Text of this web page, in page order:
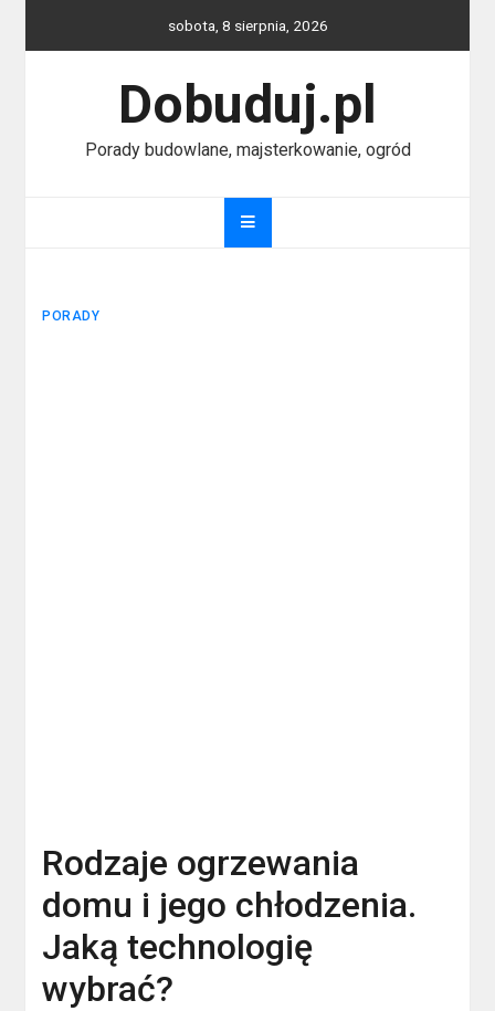
sobota, 8 sierpnia, 2026
Dobuduj.pl
Porady budowlane, majsterkowanie, ogród
PORADY
Rodzaje ogrzewania
domu i jego chłodzenia.
Jaką technologię
wybrać?